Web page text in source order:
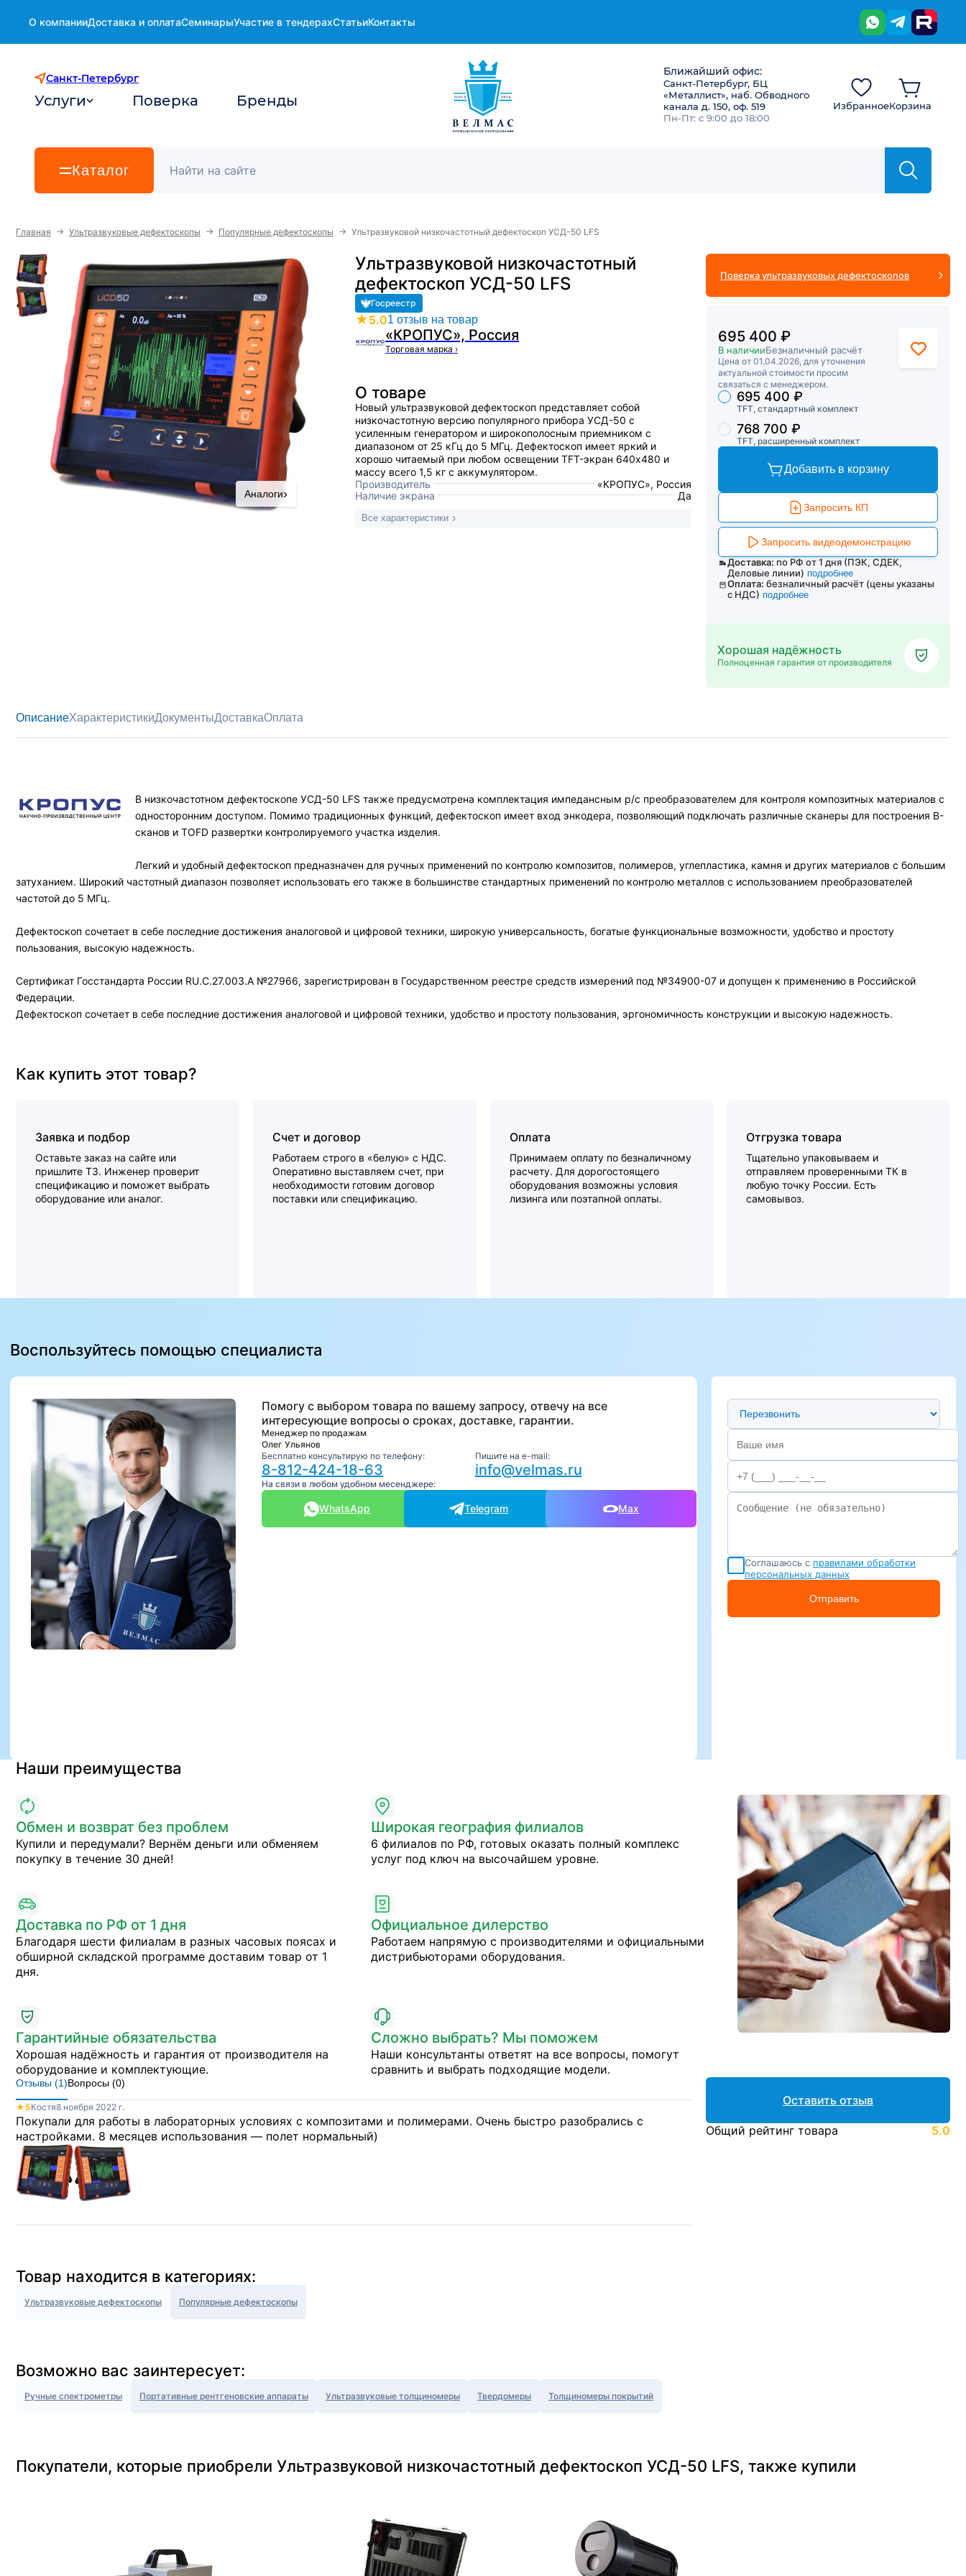
О компанииДоставка и оплатаСеминарыУчастие в тендерахСтатьиКонтакты
Санкт-Петербург
Услуги Поверка Бренды
Ближайший офис:
Санкт-Петербург, БЦ
«Металлист», наб. Обводного
канала д. 150, оф. 519
Пн-Пт: с 9:00 до 18:00
ИзбранноеКорзина
Каталог
Главная → Ультразвуковые дефектоскопы → Популярные дефектоскопы → Ультразвуковой низкочастотный дефектоскоп УСД-50 LFS
Ультразвуковой низкочастотный
дефектоскоп УСД-50 LFS
Госреестр
★5.01 отзыв на товар
«КРОПУС», Россия
Торговая марка ›
Аналоги›
О товаре
Новый ультразвуковой дефектоскоп представляет собой
низкочастотную версию популярного прибора УСД-50 с
усиленным генератором и широкополосным приемником с
диапазоном от 25 кГц до 5 МГц. Дефектоскоп имеет яркий и
хорошо читаемый при любом освещении TFT-экран 640х480 и
массу всего 1,5 кг с аккумулятором.
Производитель
«КРОПУС», Россия
Наличие экрана
Да
Все характеристики
Поверка ультразвуковых дефектоскопов
695 400 ₽
В наличииБезналичный расчёт
Цена от 01.04.2026, для уточнения
актуальной стоимости просим
связаться с менеджером.
Торговые предложения
TFT, стандартный комплект
695 400 ₽
TFT, расширенный комплект
768 700 ₽
Добавить в корзину
Запросить КП
Запросить видеодемонстрацию
Доставка: по РФ от 1 дня (ПЭК, СДЕК,
Деловые линии) подробнее
Оплата: безналичный расчёт (цены указаны
с НДС) подробнее
Хорошая надёжность
Полноценная гарантия от производителя
ОписаниеХарактеристикиДокументыДоставкаОплата
В низкочастотном дефектоскопе УСД-50 LFS также предусмотрена комплектация импедансным р/с преобразователем для контроля композитных материалов с
односторонним доступом. Помимо традиционных функций, дефектоскоп имеет вход энкодера, позволяющий подключать различные сканеры для построения B-
сканов и TOFD развертки контролируемого участка изделия.
Легкий и удобный дефектоскоп предназначен для ручных применений по контролю композитов, полимеров, углепластика, камня и других материалов с большим
затуханием. Широкий частотный диапазон позволяет использовать его также в большинстве стандартных применений по контролю металлов с использованием преобразователей
частотой до 5 МГц.
Дефектоскоп сочетает в себе последние достижения аналоговой и цифровой техники, широкую универсальность, богатые функциональные возможности, удобство и простоту
пользования, высокую надежность.
Сертификат Госстандарта России RU.C.27.003.A №27966, зарегистрирован в Государственном реестре средств измерений под №34900-07 и допущен к применению в Российской
Федерации.
Дефектоскоп сочетает в себе последние достижения аналоговой и цифровой техники, удобство и простоту пользования, эргономичность конструкции и высокую надежность.
Как купить этот товар?
Заявка и подбор
Оставьте заказ на сайте или
пришлите ТЗ. Инженер проверит
спецификацию и поможет выбрать
оборудование или аналог.
Счет и договор
Работаем строго в «белую» с НДС.
Оперативно выставляем счет, при
необходимости готовим договор
поставки или спецификацию.
Оплата
Принимаем оплату по безналичному
расчету. Для дорогостоящего
оборудования возможны условия
лизинга или поэтапной оплаты.
Отгрузка товара
Тщательно упаковываем и
отправляем проверенными ТК в
любую точку России. Есть
самовывоз.
Воспользуйтесь помощью специалиста
Помогу с выбором товара по вашему запросу, отвечу на все
интересующие вопросы о сроках, доставке, гарантии.
Менеджер по продажам
Олег Ульянов
Бесплатно консультирую по телефону:
8-812-424-18-63
Пишите на e-mail:
info@velmas.ru
На связи в любом удобном месенджере:
WhatsApp Telegram Max
Предпочтительный способ связи
Соглашаюсь с правилами обработки
персональных данных
Отправить
Наши преимущества
Обмен и возврат без проблем
Купили и передумали? Вернём деньги или обменяем
покупку в течение 30 дней!
Широкая география филиалов
6 филиалов по РФ, готовых оказать полный комплекс
услуг под ключ на высочайшем уровне.
Доставка по РФ от 1 дня
Благодаря шести филиалам в разных часовых поясах и
обширной складской программе доставим товар от 1
дня.
Официальное дилерство
Работаем напрямую с производителями и официальными
дистрибьюторами оборудования.
Гарантийные обязательства
Хорошая надёжность и гарантия от производителя на
оборудование и комплектующие.
Сложно выбрать? Мы поможем
Наши консультанты ответят на все вопросы, помогут
сравнить и выбрать подходящие модели.
Отзывы (1)Вопросы (0)
★ 5Костя8 ноября 2022 г.
Покупали для работы в лабораторных условиях с композитами и полимерами. Очень быстро разобрались с
настройками. 8 месяцев использования — полет нормальный)
Оставить отзыв
Общий рейтинг товара 5.0
Товар находится в категориях:
Ультразвуковые дефектоскопы Популярные дефектоскопы
Возможно вас заинтересует:
Ручные спектрометры Портативные рентгеновские аппараты Ультразвуковые толщиномеры Твердомеры Толщиномеры покрытий
Покупатели, которые приобрели Ультразвуковой низкочастотный дефектоскоп УСД-50 LFS, также купили